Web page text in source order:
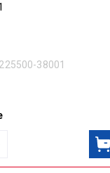
38001